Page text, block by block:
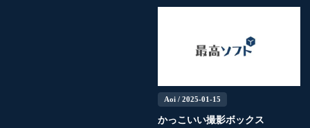
Aoi/ 2025-01-15
かっこいい撮影ボックス